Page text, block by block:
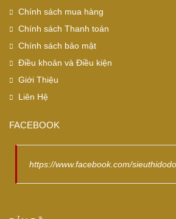
Chính sách mua hàng
Chính sách Thanh toán
Chính sách bảo mật
Điều khoản và Điều kiện
Giới Thiệu
Liên Hệ
FACEBOOK
https://www.facebook.com/